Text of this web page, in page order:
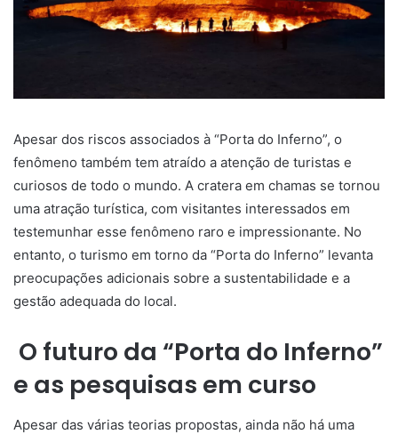
Apesar dos riscos associados à “Porta do Inferno”, o
fenômeno também tem atraído a atenção de turistas e
curiosos de todo o mundo. A cratera em chamas se tornou
uma atração turística, com visitantes interessados em
testemunhar esse fenômeno raro e impressionante. No
entanto, o turismo em torno da “Porta do Inferno” levanta
preocupações adicionais sobre a sustentabilidade e a
gestão adequada do local.
O futuro da “Porta do Inferno”
e as pesquisas em curso
Apesar das várias teorias propostas, ainda não há uma